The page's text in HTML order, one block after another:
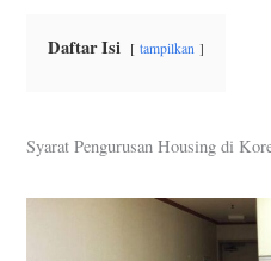
Daftar Isi tampilkan
Syarat Pengurusan Housing di